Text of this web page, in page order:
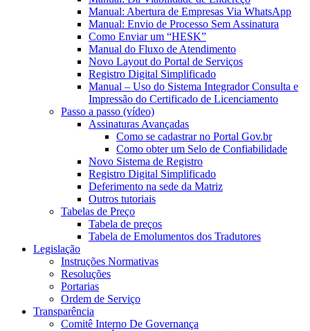
Manual: Abertura de Empresas Via WhatsApp
Manual: Envio de Processo Sem Assinatura
Como Enviar um “HESK”
Manual do Fluxo de Atendimento
Novo Layout do Portal de Serviços
Registro Digital Simplificado
Manual – Uso do Sistema Integrador Consulta e
Impressão do Certificado de Licenciamento
Passo a passo (vídeo)
Assinaturas Avançadas
Como se cadastrar no Portal Gov.br
Como obter um Selo de Confiabilidade
Novo Sistema de Registro
Registro Digital Simplificado
Deferimento na sede da Matriz
Outros tutoriais
Tabelas de Preço
Tabela de preços
Tabela de Emolumentos dos Tradutores
Legislação
Instruções Normativas
Resoluções
Portarias
Ordem de Serviço
Transparência
Comitê Interno De Governança